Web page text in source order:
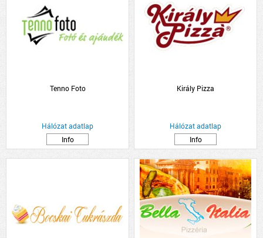
Tenno Foto
Hálózat adatlap
Info
Király Pizza
Hálózat adatlap
Info